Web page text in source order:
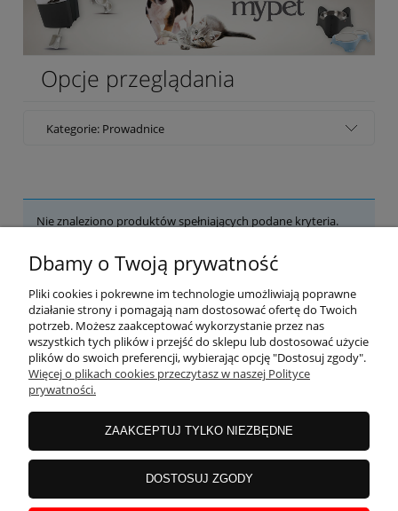
Opcje przeglądania
Kategorie: Prowadnice
Nie znaleziono produktów spełniających podane kryteria.
POMOC
MOJE KONTO
PŁATNOŚCI I DOSTAWA
INFORMACJE
Dbamy o Twoją prywatność
Pliki cookies i pokrewne im technologie umożliwiają poprawne
działanie strony i pomagają nam dostosować ofertę do Twoich
potrzeb. Możesz zaakceptować wykorzystanie przez nas
wszystkich tych plików i przejść do sklepu lub dostosować użycie
plików do swoich preferencji, wybierając opcję "Dostosuj zgody".
Więcej o plikach cookies przeczytasz w naszej Polityce
prywatności.
ZAAKCEPTUJ TYLKO NIEZBĘDNE
DOSTOSUJ ZGODY